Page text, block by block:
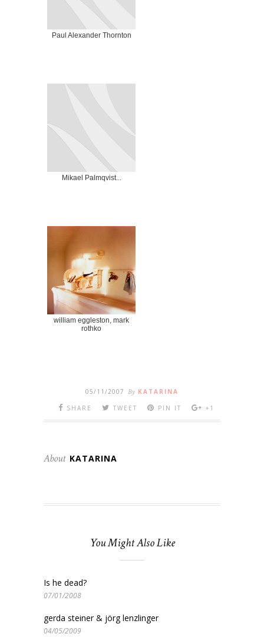
Paul Alexander Thornton
Mikael Palmqvist...
william eggleston, mark
rothko
05/11/2007 By KATARINA
SHARE
TWEET PIN IT +1
About KATARINA
You Might Also Like
Is he dead?
07/01/2008
gerda steiner & jörg lenzlinger
04/05/2009